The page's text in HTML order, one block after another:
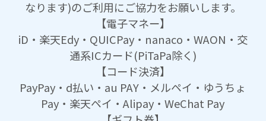
なります)のご利用にご協力をお願いします。
【電子マネー】
iD・楽天Edy・QUICPay・nanaco・WAON・交
通系ICカード(PiTaPa除く)
【コード決済】
PayPay・d払い・au PAY・メルペイ・ゆうちょ
Pay・楽天ペイ・Alipay・WeChat Pay